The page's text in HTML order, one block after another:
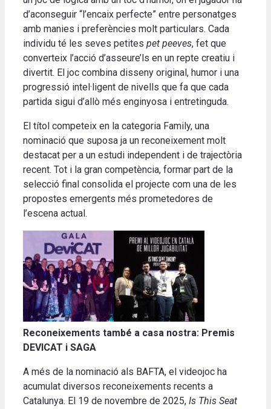
d’aconseguir “l’encaix perfecte” entre personatges
amb manies i preferències molt particulars. Cada
individu té les seves petites pet peeves, fet que
converteix l’acció d’asseure’ls en un repte creatiu i
divertit. El joc combina disseny original, humor i una
progressió intel·ligent de nivells que fa que cada
partida sigui d’allò més enginyosa i entretinguda.
El títol competeix en la categoria Family, una
nominació que suposa ja un reconeixement molt
destacat per a un estudi independent i de trajectòria
recent. Tot i la gran competència, formar part de la
selecció final consolida el projecte com una de les
propostes emergents més prometedores de
l’escena actual.
Reconeixements també a casa nostra: Premis
DEVICAT i SAGA
A més de la nominació als BAFTA, el videojoc ha
acumulat diversos reconeixements recents a
Catalunya. El 19 de novembre de 2025, Is This Seat